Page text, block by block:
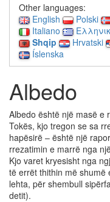
Other languages:
English
Polski
Italiano
Shqip
Hrvatski
Íslenska
Albedo
Albedo është një masë e
Tokës, kjo tregon se sa
hapësirë – është një
rrezatimin e marrë nga
Kjo varet kryesisht nga
të errët thithin më shumë
lehta, për shembull
detit).